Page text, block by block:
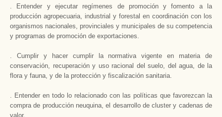
. Entender y ejecutar regímenes de promoción y fomento a la
producción agropecuaria, industrial y forestal en coordinación con los
organismos nacionales, provinciales y municipales de su competencia
y programas de promoción de exportaciones.
. Cumplir y hacer cumplir la normativa vigente en materia de
conservación, recuperación y uso racional del suelo, del agua, de la
flora y fauna, y de la protección y fiscalización sanitaria.
. Entender en todo lo relacionado con las políticas que favorezcan la
compra de producción neuquina, el desarrollo de cluster y cadenas de
valor.